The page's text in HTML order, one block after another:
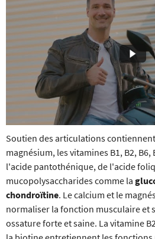
Soutien des articulations
magnésium, les vitamines B1, B2, B6,
l'acide pantothénique, de l'acide
mucopolysaccharides comme la
chondroïtine. Le calcium et le
normaliser la fonction musculaire et
ossature forte et saine. La vitamine